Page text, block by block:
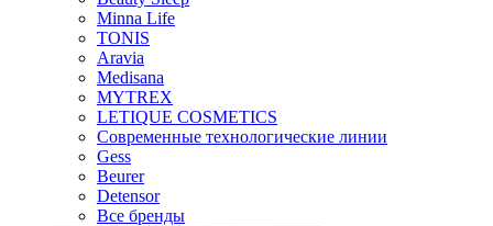
Minna Life
TONIS
Aravia
Medisana
MYTREX
LETIQUE COSMETICS
Современные технологические линии
Gess
Beurer
Detensor
Все бренды